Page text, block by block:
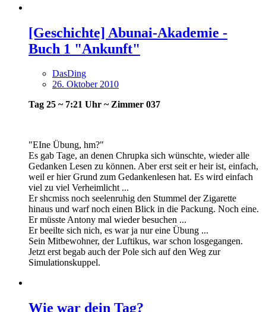
[Geschichte] Abunai-Akademie -
Buch 1 "Ankunft"
DasDing
26. Oktober 2010
Tag 25 ~ 7:21 Uhr ~ Zimmer 037
"EIne Übung, hm?"
Es gab Tage, an denen Chrupka sich wünschte, wieder alle
Gedanken Lesen zu können. Aber erst seit er heir ist, einfach,
weil er hier Grund zum Gedankenlesen hat. Es wird einfach
viel zu viel Verheimlicht ...
Er shcmiss noch seelenruhig den Stummel der Zigarette
hinaus und warf noch einen Blick in die Packung. Noch eine.
Er müsste Antony mal wieder besuchen ...
Er beeilte sich nich, es war ja nur eine Übung ...
Sein Mitbewohner, der Luftikus, war schon losgegangen.
Jetzt erst begab auch der Pole sich auf den Weg zur
Simulationskuppel.
Wie war dein Tag?